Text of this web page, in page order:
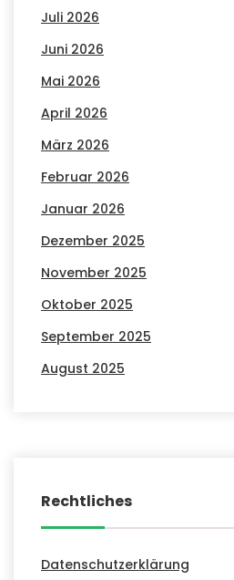
Juli 2026
Juni 2026
Mai 2026
April 2026
März 2026
Februar 2026
Januar 2026
Dezember 2025
November 2025
Oktober 2025
September 2025
August 2025
Rechtliches
Datenschutzerklärung